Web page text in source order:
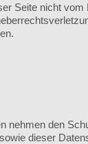
Seite nicht
nehmen den
dieser